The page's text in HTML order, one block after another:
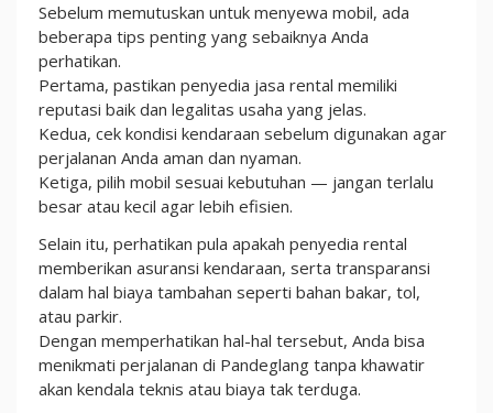
Sebelum memutuskan untuk menyewa mobil, ada
beberapa tips penting yang sebaiknya Anda
perhatikan.
Pertama, pastikan penyedia jasa rental memiliki
reputasi baik dan legalitas usaha yang jelas.
Kedua, cek kondisi kendaraan sebelum digunakan agar
perjalanan Anda aman dan nyaman.
Ketiga, pilih mobil sesuai kebutuhan — jangan terlalu
besar atau kecil agar lebih efisien.
Selain itu, perhatikan pula apakah penyedia rental
memberikan asuransi kendaraan, serta transparansi
dalam hal biaya tambahan seperti bahan bakar, tol,
atau parkir.
Dengan memperhatikan hal-hal tersebut, Anda bisa
menikmati perjalanan di Pandeglang tanpa khawatir
akan kendala teknis atau biaya tak terduga.